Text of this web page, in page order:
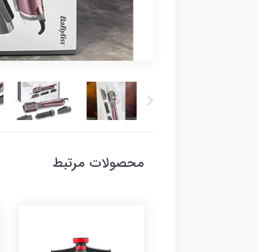
محصولات مرتبط